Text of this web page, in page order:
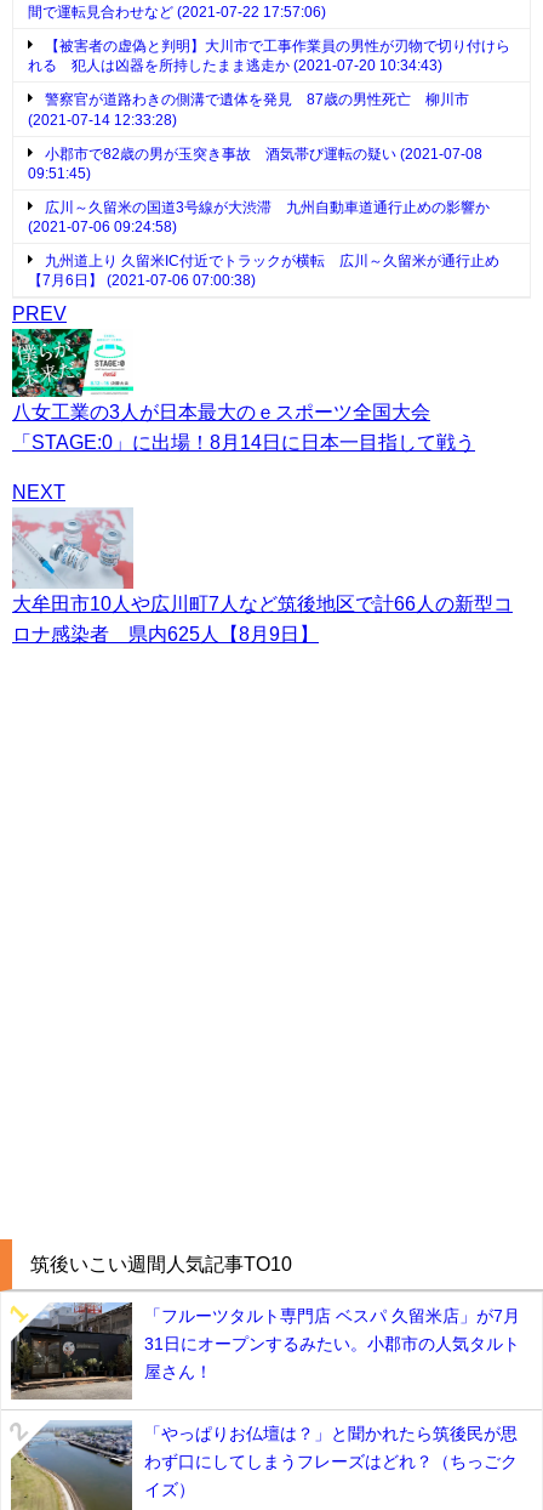
間で運転見合わせなど (2021-07-22 17:57:06)
【被害者の虚偽と判明】大川市で工事作業員の男性が刃物で切り付けら
れる 犯人は凶器を所持したまま逃走か (2021-07-20 10:34:43)
警察官が道路わきの側溝で遺体を発見 87歳の男性死亡 柳川市
(2021-07-14 12:33:28)
小郡市で82歳の男が玉突き事故 酒気帯び運転の疑い (2021-07-08
09:51:45)
広川～久留米の国道3号線が大渋滞 九州自動車道通行止めの影響か
(2021-07-06 09:24:58)
九州道上り 久留米IC付近でトラックが横転 広川～久留米が通行止め
【7月6日】 (2021-07-06 07:00:38)
PREV
八女工業の3人が日本最大のｅスポーツ全国大会
「STAGE:0」に出場！8月14日に日本一目指して戦う
NEXT
大牟田市10人や広川町7人など筑後地区で計66人の新型コ
ロナ感染者 県内625人【8月9日】
筑後いこい週間人気記事TO10
「フルーツタルト専門店 ベスパ 久留米店」が7月
31日にオープンするみたい。小郡市の人気タルト
屋さん！
「やっぱりお仏壇は？」と聞かれたら筑後民が思
わず口にしてしまうフレーズはどれ？（ちっごク
イズ）